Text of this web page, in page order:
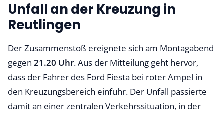
Unfall an der Kreuzung in
Reutlingen
Der Zusammenstoß ereignete sich am Montagabend
gegen 21.20 Uhr. Aus der Mitteilung geht hervor,
dass der Fahrer des Ford Fiesta bei roter Ampel in
den Kreuzungsbereich einfuhr. Der Unfall passierte
damit an einer zentralen Verkehrssituation, in der